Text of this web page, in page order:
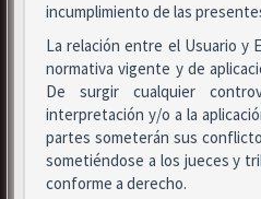
incumplimiento de las
La relación entre el Usuario y
normativa vigente y de
De surgir cualquier
interpretación y/o a la
partes someterán sus
sometiéndose a los jueces y
conforme a derecho.